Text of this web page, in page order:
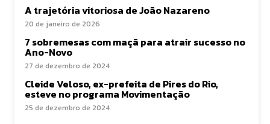
A trajetória vitoriosa de João Nazareno
20 de janeiro de 2026
7 sobremesas com maçã para atrair sucesso no
Ano-Novo
27 de dezembro de 2024
Cleide Veloso, ex-prefeita de Pires do Rio,
esteve no programa Movimentação
25 de dezembro de 2024